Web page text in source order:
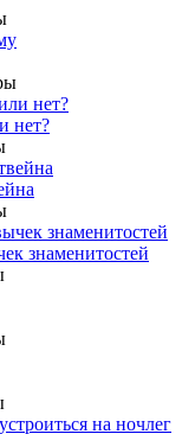
нет?
знаменитостей